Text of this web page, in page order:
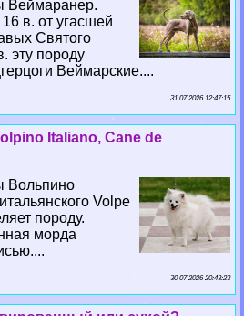
Веймаранер.
в. от угасшей
Святого
эту породу
Веймарские....
31 07 2026 12:47:15
Italiano, Cane de
Вольпино
Volpe
породу.
морда
30 07 2026 20:43:23